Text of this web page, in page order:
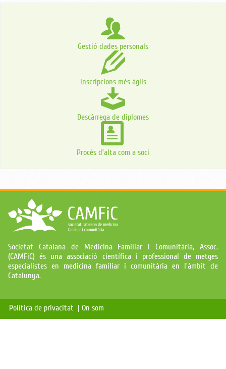
Gestió dades personals
Inscripcions més àgils
Descàrrega de diplomes
Procés d’alta com a soci
Societat Catalana de Medicina Familiar i Comunitària, Assoc.
(CAMFiC) és una associació científica i professional de metges
especialistes en medicina familiar i comunitària en l'àmbit de
Catalunya.
Política de privacitat | On som